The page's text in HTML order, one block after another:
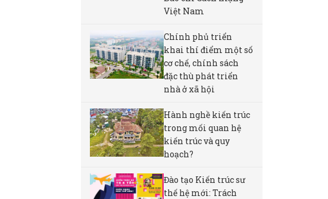
Việt Nam
Chính phủ triển
khai thí điểm một số
cơ chế, chính sách
đặc thù phát triển
nhà ở xã hội
Hành nghề kiến trúc
trong mối quan hệ
kiến trúc và quy
hoạch?
Đào tạo Kiến trúc sư
thế hệ mới: Trách